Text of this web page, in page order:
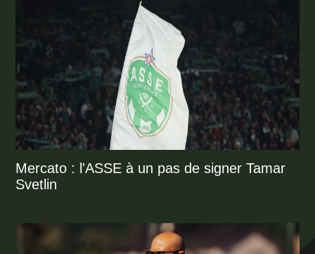
Mercato : l'ASSE à un pas de signer Tamar
Svetlin